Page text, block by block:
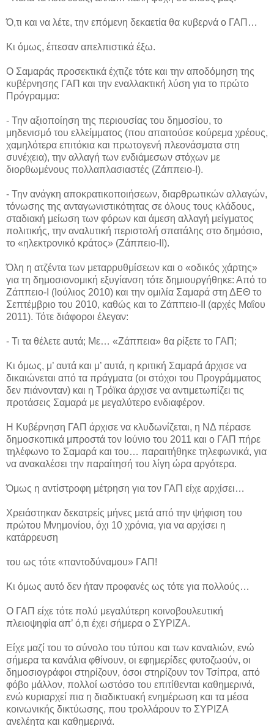
Ό,τι και να λέτε, την επόμενη δεκαετία θα κυβερνά ο ΓΑΠ…
Κι όμως, έπεσαν απελπιστικά έξω.
Ο Σαμαράς προσεκτικά έχτιζε τότε και την αποδόμηση της
κυβέρνησης ΓΑΠ και την εναλλακτική λύση για το πρώτο
Πρόγραμμα:
- Την αξιοποίηση της περιουσίας του δημοσίου, το
μηδενισμό του ελλείμματος (που απαιτούσε κούρεμα χρέους,
χαμηλότερα επιτόκια και πρωτογενή πλεονάσματα στη
συνέχεια), την αλλαγή των ενδιάμεσων στόχων με
διορθωμένους πολλαπλασιαστές (Ζάππειο-Ι).
- Την ανάγκη αποκρατικοποιήσεων, διαρθρωτικών αλλαγών,
τόνωσης της ανταγωνιστικότητας σε όλους τους κλάδους,
σταδιακή μείωση των φόρων και άμεση αλλαγή μείγματος
πολιτικής, την αναλυτική περιστολή σπατάλης στο δημόσιο,
το «ηλεκτρονικό κράτος» (Ζάππειο-ΙΙ).
Όλη η ατζέντα των μεταρρυθμίσεων και ο «οδικός χάρτης»
για τη δημοσιονομική εξυγίανση τότε δημιουργήθηκε: Από το
Ζάππειο-Ι (Ιούλιος 2010) και την ομιλία Σαμαρά στη ΔΕΘ το
Σεπτέμβριο του 2010, καθώς και το Ζάππειο-ΙΙ (αρχές Μαΐου
2011). Τότε διάφοροι έλεγαν:
- Τι τα θέλετε αυτά; Με… «Ζάππεια» θα ρίξετε το ΓΑΠ;
Κι όμως, μ’ αυτά και μ’ αυτά, η κριτική Σαμαρά άρχισε να
δικαιώνεται από τα πράγματα (οι στόχοι του Προγράμματος
δεν πιάνονταν) και η Τρόϊκα άρχισε να αντιμετωπίζει τις
προτάσεις Σαμαρά με μεγαλύτερο ενδιαφέρον.
Η Κυβέρνηση ΓΑΠ άρχισε να κλυδωνίζεται, η ΝΔ πέρασε
δημοσκοπικά μπροστά τον Ιούνιο του 2011 και ο ΓΑΠ πήρε
τηλέφωνο το Σαμαρά και του… παραιτήθηκε τηλεφωνικά, για
να ανακαλέσει την παραίτησή του λίγη ώρα αργότερα.
Όμως η αντίστροφη μέτρηση για τον ΓΑΠ είχε αρχίσει…
Χρειάστηκαν δεκατρείς μήνες μετά από την ψήφιση του
πρώτου Μνημονίου, όχι 10 χρόνια, για να αρχίσει η
κατάρρευση
του ως τότε «παντοδύναμου» ΓΑΠ!
Κι όμως αυτό δεν ήταν προφανές ως τότε για πολλούς…
Ο ΓΑΠ είχε τότε πολύ μεγαλύτερη κοινοβουλευτική
πλειοψηφία απ’ ό,τι έχει σήμερα ο ΣΥΡΙΖΑ.
Είχε μαζί του το σύνολο του τύπου και των καναλιών, ενώ
σήμερα τα κανάλια φθίνουν, οι εφημερίδες φυτοζωούν, οι
δημοσιογράφοι στηρίζουν, όσοι στηρίζουν τον Τσίπρα, από
φόβο μάλλον, πολλοί ωστόσο του επιτίθενται καθημερινά,
ενώ κυριαρχεί πια η διαδικτυακή ενημέρωση και τα μέσα
κοινωνικής δικτύωσης, που τρολλάρουν το ΣΥΡΙΖΑ
ανελέητα και καθημερινά.